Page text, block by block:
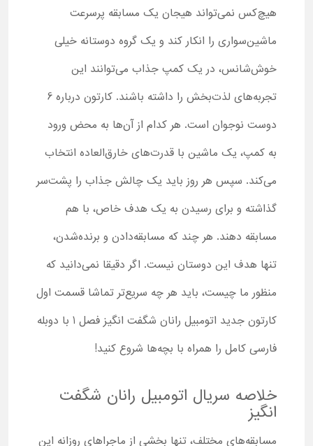
هیچ‌کس نمی‌تواند هیجان یک مسابقه پرسرعت
ماشین‌سواری را انکار کند و یک گروه دوستانه خیلی
خوش‌شانس، در یک کمپ جذاب می‌توانند این
تجربه‌های لذت‌بخش را داشته باشند. کارتون درباره 6
دوست نوجوان است. هر کدام از آن‌ها به محض ورود
به کمپ، یک ماشین با قدرت‌های خارق‌العاده انتخاب
می‌کند. سپس هر روز باید یک چالش جذاب را پشت‌سر
گذاشته و برای رسیدن به یک هدف خاص، با هم
مسابقه دهند. هر چند که مسابقه‌دادن و برنده‌شدن،
تنها هدف این دوستان نیست. اگر دقیقا نمی‌دانید که
منظور ما چیست، باید هر چه سریع‌تر تماشا قسمت اول
کارتون جدید اتومبیل رانان شگفت انگیز فصل 1 با دوبله
فارسی کامل را همراه با بچه‌ها شروع کنید!
خلاصه سریال اتومبیل رانان شگفت
انگیز
مسابقه‌های مختلف، تنها بخشی از ماجراهای روزانه این